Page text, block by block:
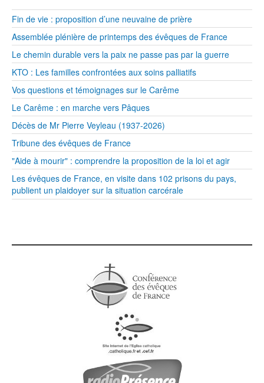
Fin de vie : proposition d’une neuvaine de prière
Assemblée plénière de printemps des évêques de France
Le chemin durable vers la paix ne passe pas par la guerre
KTO : Les familles confrontées aux soins palliatifs
Vos questions et témoignages sur le Carême
Le Carême : en marche vers Pâques
Décès de Mr Pierre Veyleau (1937-2026)
Tribune des évêques de France
"Aide à mourir" : comprendre la proposition de la loi et agir
Les évêques de France, en visite dans 102 prisons du pays,
publient un plaidoyer sur la situation carcérale